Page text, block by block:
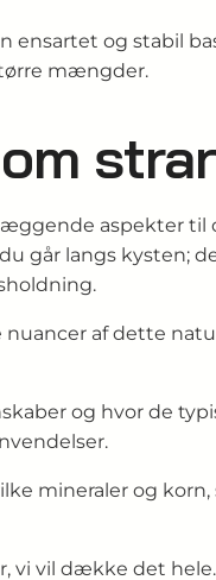
ensartet og stabil
mængder.
aspekter til
går langs kysten;
af dette
og hvor de
mineraler og korn,
vi vil dække det